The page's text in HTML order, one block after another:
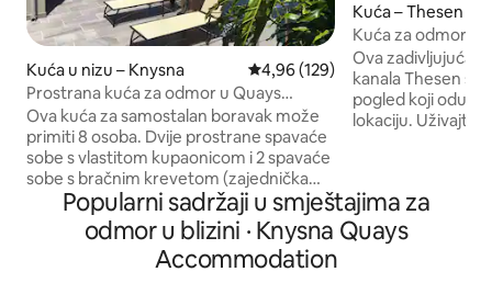
Kuća u nizu – Knysna Prosječna ocjena: 4,96/5,
4,96 (129)
Prostrana kuća za odmor u Quays
Residential Marini
Ova kuća za samostalan boravak može
primiti 8 osoba. Dvije prostrane spavaće
sobe s vlastitom kupaonicom i 2 spavaće
sobe s bračnim krevetom (zajednička
kupaonica) na 1. katu. Dnevni boravak
sastoji se od poluotvorenog tlocrta s
blagovaonicom i dnevnim boravkom koji
vodi do prostrane namještene terase,
Kuća – Thesen
Kuća za odmor
Knysni
Ova zadivljujuća
kanala Thesen s
pogled koji
lokaciju. Uživajte
plivanje ili vožnju
mirnom
aktivnostima kao
Popularni sadržaji u smještajima za
odmor u blizini · Knysna Quays
Accommodation